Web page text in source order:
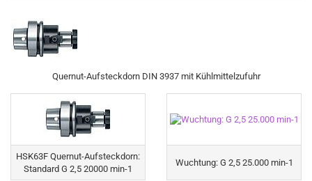
Quernut-Aufsteckdorn DIN 3937 mit Kühlmittelzufuhr
HSK63F Quernut-Aufsteckdorn:
Standard G 2,5 20000 min-1
Wuchtung: G 2,5 25.000 min-1